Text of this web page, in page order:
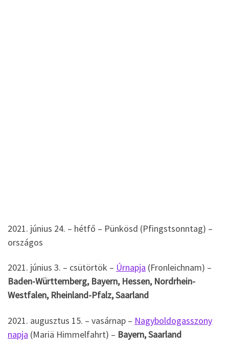
2021. június 24. – hétfő – Pünkösd (Pfingstsonntag) –
országos
2021. június 3. – csütörtök – Úrnapja (Fronleichnam) –
Baden-Württemberg, Bayern, Hessen, Nordrhein-
Westfalen, Rheinland-Pfalz, Saarland
2021. augusztus 15. – vasárnap – Nagyboldogasszony
napja (Mariä Himmelfahrt) – Bayern,Saarland